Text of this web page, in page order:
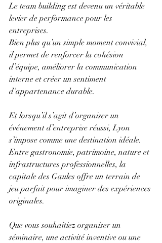
Le team building est devenu un véritable
levier de performance pour les
entreprises.
Bien plus qu’un simple moment convivial,
il permet de renforcer la cohésion
d’équipe, améliorer la communication
interne et créer un sentiment
d’appartenance durable.
Et lorsqu’il s’agit d’organiser un
événement d’entreprise réussi, Lyon
s’impose comme une destination idéale.
Entre gastronomie, patrimoine, nature et
infrastructures professionnelles, la
capitale des Gaules offre un terrain de
jeu parfait pour imaginer des expériences
originales.
Que vous souhaitiez organiser un
séminaire, une activité inventive ou une